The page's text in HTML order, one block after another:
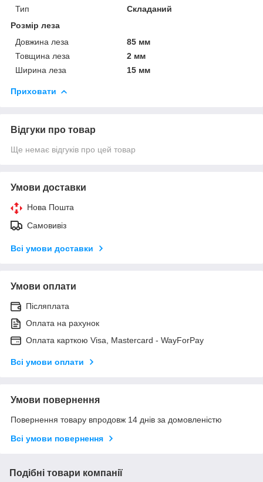
Тип
Складаний
Розмір леза
Довжина леза
85 мм
Товщина леза
2 мм
Ширина леза
15 мм
Приховати
Відгуки про товар
Ще немає відгуків про цей товар
Умови доставки
Нова Пошта
Самовивіз
Всі умови доставки
Умови оплати
Післяплата
Оплата на рахунок
Оплата карткою Visa, Mastercard - WayForPay
Всі умови оплати
Умови повернення
Повернення товару впродовж 14 днів за домовленістю
Всі умови повернення
Подібні товари компанії